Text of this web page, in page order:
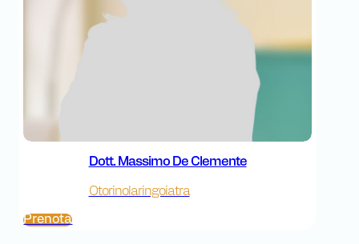
Dott. Massimo De Clemente
Otorinolaringoiatra
Prenota